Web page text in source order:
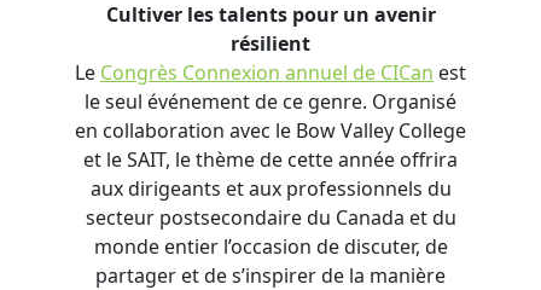
Cultiver les talents pour un avenir
résilient
Le Congrès Connexion annuel de CICan est
le seul événement de ce genre. Organisé
en collaboration avec le Bow Valley College
et le SAIT, le thème de cette année offrira
aux dirigeants et aux professionnels du
secteur postsecondaire du Canada et du
monde entier l’occasion de discuter, de
partager et de s’inspirer de la manière